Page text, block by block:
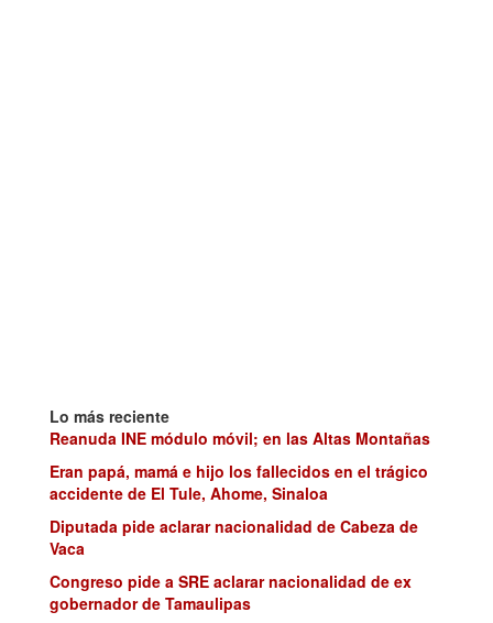
Lo más reciente
Reanuda INE módulo móvil; en las Altas Montañas
Eran papá, mamá e hijo los fallecidos en el trágico
accidente de El Tule, Ahome, Sinaloa
Diputada pide aclarar nacionalidad de Cabeza de
Vaca
Congreso pide a SRE aclarar nacionalidad de ex
gobernador de Tamaulipas